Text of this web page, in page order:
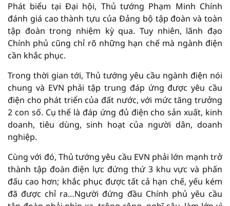
Phát biểu tại Đại hội, Thủ tướng Phạm Minh Chính
đánh giá cao thành tựu của Đảng bộ tập đoàn và toàn
tập đoàn trong nhiệm kỳ qua. Tuy nhiên, lãnh đạo
Chính phủ cũng chỉ rõ những hạn chế mà ngành điện
cần khắc phục.
Trong thời gian tới, Thủ tướng yêu cầu ngành điện nói
chung và EVN phải tập trung đáp ứng được yêu cầu
điện cho phát triển của đất nước, với mức tăng trưởng
2 con số. Cụ thể là đáp ứng đủ điện cho sản xuất, kinh
doanh, tiêu dùng, sinh hoạt của người dân, doanh
nghiệp.
Cùng với đó, Thủ tướng yêu cầu EVN phải lớn mạnh trở
thành tập đoàn điện lực đứng thứ 3 khu vực và phấn
đấu cao hơn; khắc phục được tất cả hạn chế, yếu kém
đã được chỉ ra…Người đứng đầu Chính phủ yêu cầu